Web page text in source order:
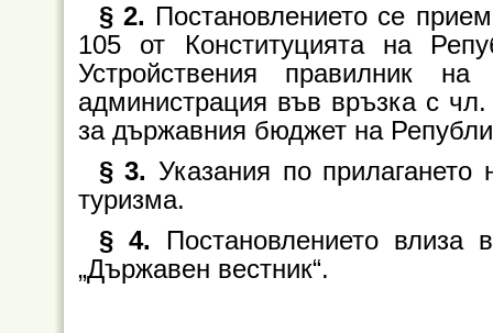
§ 2. Постановлението се
105 от Конституцията на
Устройствения правилник
администрация във връзка с
за държавния бюджет на
§ 3.Указания по
туризма.
§ 4. Постановлението
„Държавен вестник“.